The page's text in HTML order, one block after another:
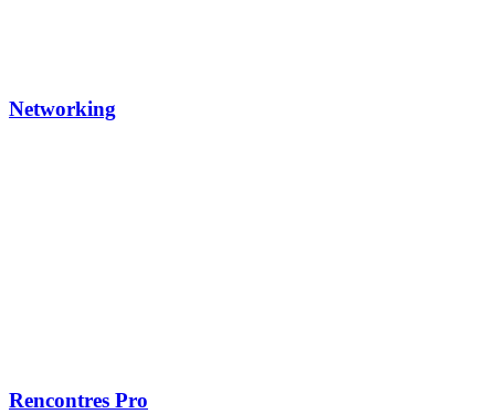
Networking
Rencontres Pro